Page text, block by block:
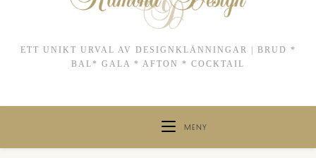
ETT UNIKT URVAL AV DESIGNKLÄNNINGAR | BRUD *
BAL* GALA * AFTON * COCKTAIL
MENY